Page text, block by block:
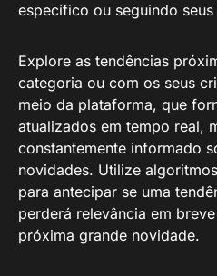
específico ou seguindo
Explore as tendências
categoria ou com os seus
meio da plataforma, que
atualizados em tempo real,
constantemente informado
novidades. Utilize
para antecipar se uma
perderá relevância em
próxima grande novidade.